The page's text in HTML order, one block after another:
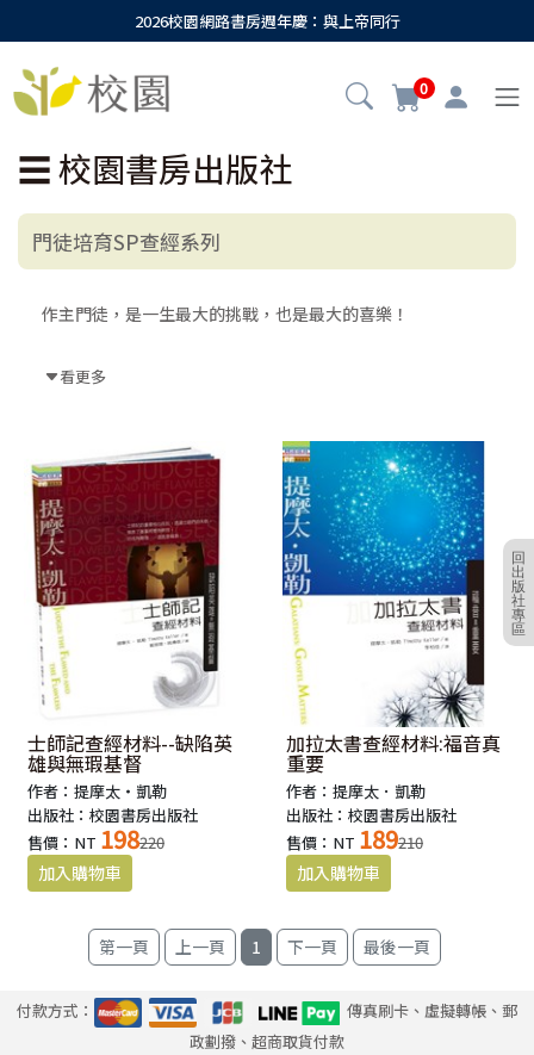
2026校園網路書房週年慶：與上帝同行
0
回
出
版
社
專
區
☰校園書房出版社
門徒培育SP查經系列
作主門徒，是一生最大的挑戰，也是最大的喜樂！
一切都始於耶穌基督的呼召：「來跟從我！」
類，
是「上帝的子民」，要實現上帝給亞伯拉罕的應許，使萬民蒙
福。
在這榮耀的使命當中，也蘊含著新生命的開展；
跟隨耶穌，走上一條向世界死、向自己死的路，
通往與三一上帝親密互動的嶄新生命，真實活出基督的樣式。
去探索這份使命的豐富內涵，以及經歷這份生命的榮耀，
正是「門徒培育SP」書系的目標；
以聖經（Scriptures）塑造門徒，依主題（primacy）拓廣門
徒的視域，
「門徒培育SP」書系邀請讀者與眾聖徒一同走上門徒之路，
和摩西、以賽亞、以西結、馬太、馬可、路加、約翰、保羅，
也和馬丁路德、加爾文、魏樂德、賴特、提摩太•凱勒一起學
從聖經所揭示的異象與方向、動力與熱情、方法與途徑，
探索門徒生命的簡單與不簡單！
門徒培育SP，塑造「世界在等待的門徒」。
看更多
士師記查經材料--缺陷英
雄與無瑕基督
作者：提摩太‧凱勒
出版社：校園書房出版社
售價：NT 198220
加拉太書查經材料:福音真
重要
作者：提摩太．凱勒
出版社：校園書房出版社
售價：NT 189210
1
付款方式：
傳真刷卡、虛擬轉帳、郵
政劃撥、超商取貨付款